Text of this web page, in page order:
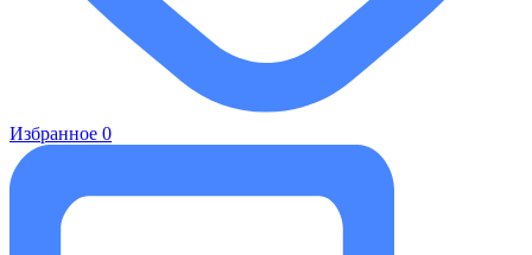
Избранное 0